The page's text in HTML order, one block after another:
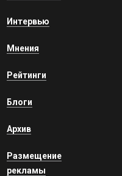
Интервью
Мнения
Рейтинги
Блоги
Архив
Размещение
рекламы